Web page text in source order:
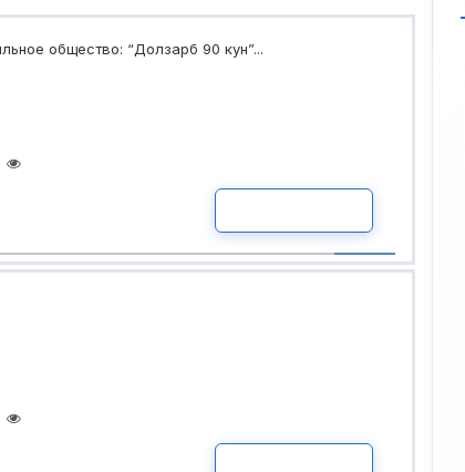
общество: “Долзарб 90 кун”...